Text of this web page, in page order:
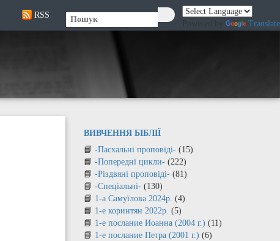
RSS 🔍
Translate
ВИВЧЕННЯ БІБЛІЇ
-Пасхальні проповіді- (15)
-Попередні цикли- (222)
-Різдвяні проповіді- (81)
-Спеціальні- (130)
1-а Самуїлова 2024р. (4)
1-е коринтян 2022р. (5)
1-е послание Иоанна (2004 г.) (11)
1-е послание Петра (2001 г.) (6)